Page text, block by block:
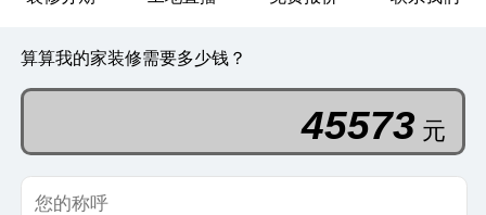
算算我的家装修需要多少钱？
45573 元